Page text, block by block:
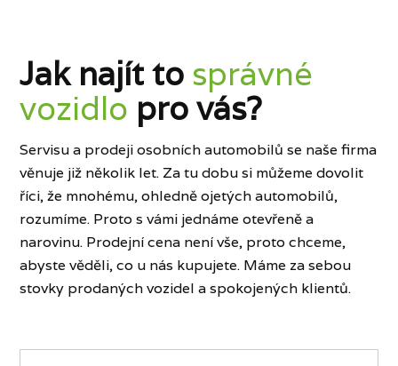
Jak najít to správné
vozidlo pro vás?
Servisu a prodeji osobních automobilů se naše firma
věnuje již několik let. Za tu dobu si můžeme dovolit
říci, že mnohému, ohledně ojetých automobilů,
rozumíme. Proto s vámi jednáme otevřeně a
narovinu. Prodejní cena není vše, proto chceme,
abyste věděli, co u nás kupujete. Máme za sebou
stovky prodaných vozidel a spokojených klientů.